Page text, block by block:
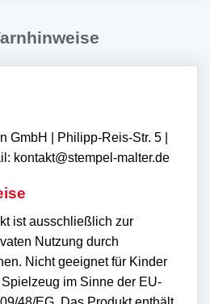
GmbH | Philipp-Reis-Str. 5 |
kontakt@stempel-malter.de
ist ausschließlich zur
Nutzung durch
Nicht geeignet für Kinder
im Sinne der EU-